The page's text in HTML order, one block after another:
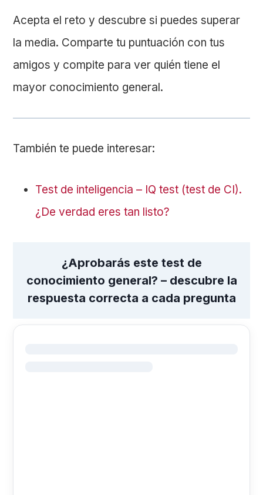
Acepta el reto y descubre si puedes superar
la media. Comparte tu puntuación con tus
amigos y compite para ver quién tiene el
mayor conocimiento general.
También te puede interesar:
Test de inteligencia – IQ test (test de CI).
¿De verdad eres tan listo?
¿Aprobarás este test de
conocimiento general? – descubre la
respuesta correcta a cada pregunta